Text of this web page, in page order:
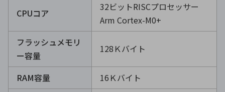
CPUコア
32ビットRISCプロセッサー
Arm Cortex-M0+
フラッシュメモリ
ー容量
128Ｋバイト
RAM容量 16Ｋバイト